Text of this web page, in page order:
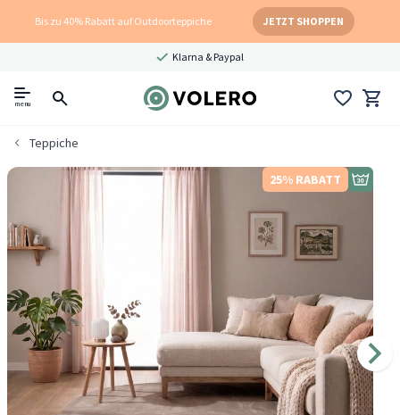
Bis zu 40% Rabatt auf Outdoorteppiche JETZT SHOPPEN
Klarna & Paypal
menu
Teppiche
25% RABATT